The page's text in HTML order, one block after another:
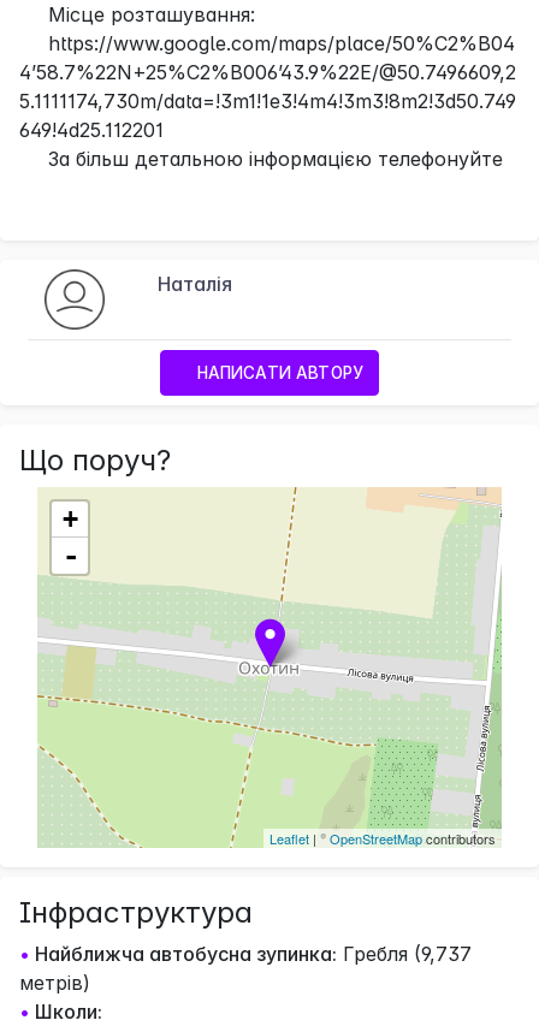
Місце розташування:
https://www.google.com/maps/place/50%C2%B04
4’58.7%22N+25%C2%B006’43.9%22E/@50.7496609,2
5.1111174,730m/data=!3m1!1e3!4m4!3m3!8m2!3d50.749
649!4d25.112201
За більш детальною інформацією телефонуйте
Наталія
НАПИСАТИ АВТОРУ
Що поруч?
+
-
Leaflet | ©OpenStreetMapcontributors
Інфраструктура
• Найближча автобусна зупинка: Гребля (9,737
метрів)
• Школи: